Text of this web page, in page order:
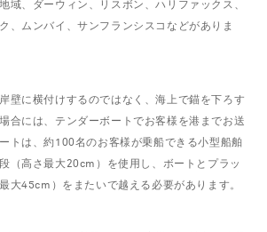
域、ダーウィン、リスボン、ハリファックス、
、ムンバイ、サンフランシスコなどがありま
壁に横付けするのではなく、海上で錨を下ろす
合には、テンダーボートでお客様を港までお送
トは、約100名のお客様が乗船できる小型船舶
（高さ最大20cm）を使用し、ボートとプラッ
大45cm）をまたいで越える必要があります。